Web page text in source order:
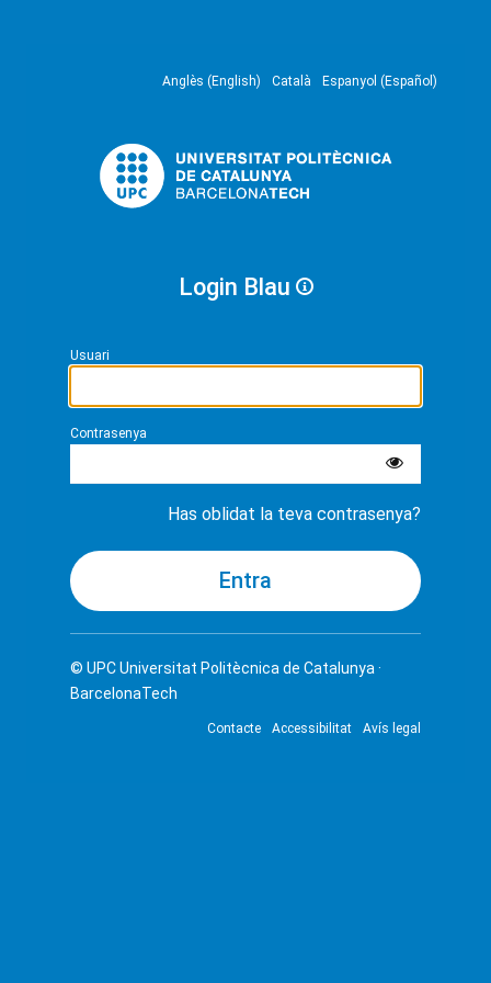
Anglès (English) Català Espanyol (Español)
Login Blau
Usuari
Contrasenya
Has oblidat la teva contrasenya?
© UPCUniversitat Politècnica de Catalunya ·
BarcelonaTech
Contacte Accessibilitat Avís legal